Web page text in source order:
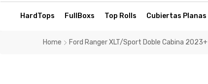
HardTops FullBoxs Top Rolls Cubiertas Planas
Home Ford Ranger XLT/Sport Doble Cabina 2023+